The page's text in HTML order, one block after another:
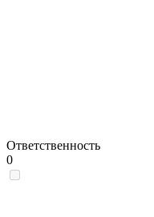
Ответственность
0